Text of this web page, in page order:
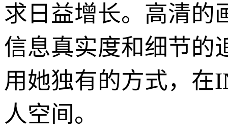
求日益增长。高清的
信息真实度和细节的
用她独有的方式，在
人空间。